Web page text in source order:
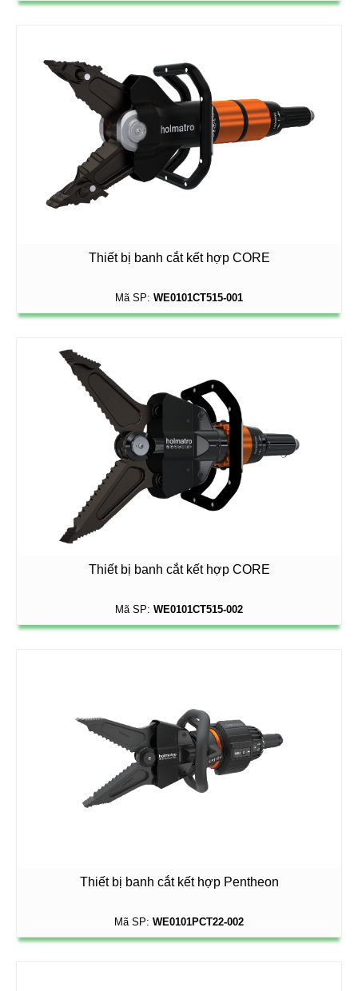
Thiết bị banh cắt kết hợp CORE
Mã SP: WE0101CT515-001
Thiết bị banh cắt kết hợp CORE
Mã SP: WE0101CT515-002
Thiết bị banh cắt kết hợp Pentheon
Mã SP: WE0101PCT22-002